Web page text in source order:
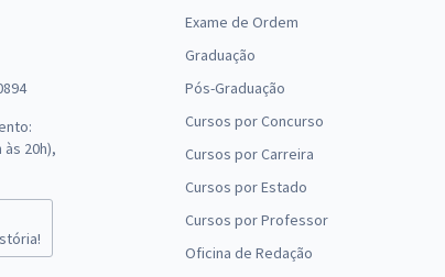
20h),
Exame de Ordem
Graduação
Pós-Graduação
Cursos por Concurso
Cursos por Carreira
Cursos por Estado
Cursos por Professor
Oficina de Redação